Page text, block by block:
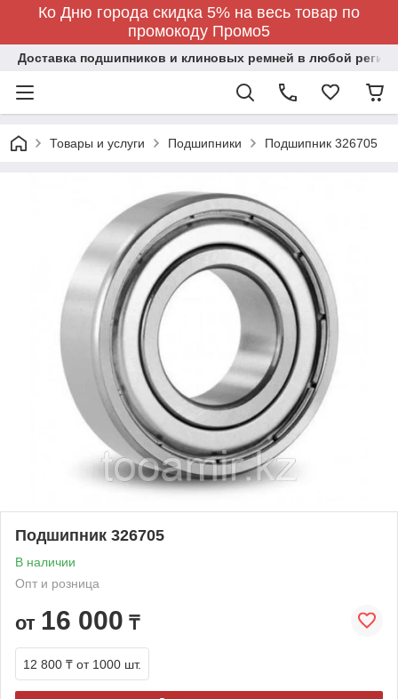
Ко Дню города скидка 5% на весь товар по
промокоду Промо5
Доставка подшипников и клиновых ремней в любой регион
Товары и услуги Подшипники Подшипник 326705
Подшипник 326705
В наличии
Опт и розница
от 16 000 ₸
12 800 ₸ от 1000 шт.